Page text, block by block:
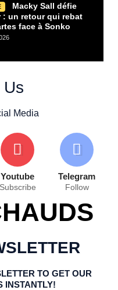
Macky Sall défie
: un retour qui rebat
face à Sonko
Us
Media
Youtube
Subscribe
Telegram
Follow
TO GET OUR
INSTANTLY!